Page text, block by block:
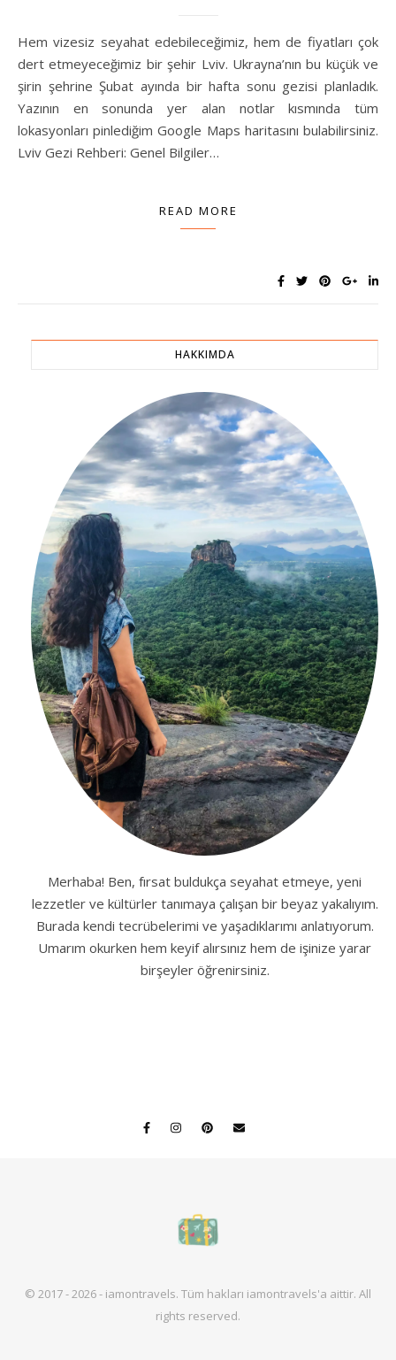
Hem vizesiz seyahat edebileceğimiz, hem de fiyatları çok
dert etmeyeceğimiz bir şehir Lviv. Ukrayna’nın bu küçük ve
şirin şehrine Şubat ayında bir hafta sonu gezisi planladık.
Yazının en sonunda yer alan notlar kısmında tüm
lokasyonları pinlediğim Google Maps haritasını bulabilirsiniz.
Lviv Gezi Rehberi: Genel Bilgiler…
READ MORE
HAKKIMDA
Merhaba! Ben, fırsat buldukça seyahat etmeye, yeni
lezzetler ve kültürler tanımaya çalışan bir beyaz yakalıyım.
Burada kendi tecrübelerimi ve yaşadıklarımı anlatıyorum.
Umarım okurken hem keyif alırsınız hem de işinize yarar
birşeyler öğrenirsiniz.
© 2017 - 2026 - iamontravels. Tüm hakları iamontravels'a aittir. All
rights reserved.